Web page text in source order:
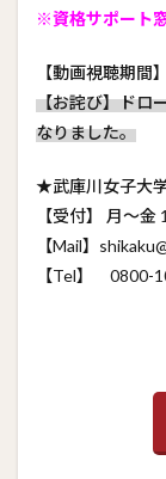
※資格サポート
【動画視聴期間
【お詫び】ドロ
なりました。
★武庫川女子大
【受付】 月～
【Mail】
【Tel】 0800-